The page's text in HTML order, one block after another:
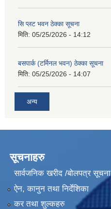
सि प्लट भवन ठेक्का सूचना
मिति: 05/25/2026 - 14:12
बसपार्क (टर्मिनल भवन) ठेक्का सूचना
मिति: 05/25/2026 - 14:07
अन्य
सूचनाहरु
सार्वजनिक खरीद /बोलपत्र सूचना
ऐन, कानुन तथा निर्देशिका
कर तथा शुल्कहरु